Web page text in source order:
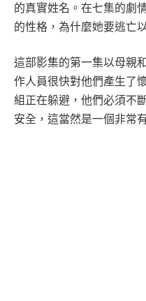
的真實姓名。在七集的劇
的性格，為什麼她要逃亡
這部影集的第一集以母親
作人員很快對他們產生了
組正在躲避，他們必須不
安全，這當然是一個非常